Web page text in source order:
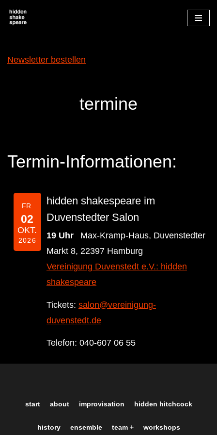
Zum
springen
Newsletter bestellen
termine
Termin-Informationen:
FR.
02
OKT.
2026
hidden shakespeare im
Duvenstedter Salon
19 Uhr
Max-Kramp-Haus, Duvenstedter
Markt 8, 22397 Hamburg
Vereinigung Duvenstedt e.V.: hidden
shakespeare
Tickets: salon@vereinigung-
duvenstedt.de
Telefon: 040-607 06 55
start about improvisation hidden hitchcock
history ensemble team + workshops